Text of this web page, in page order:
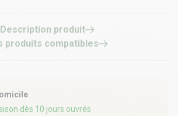
Description produit
produits compatibles
dès 10 jours ouvrés